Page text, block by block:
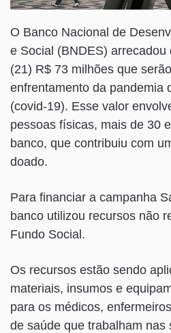
O Banco Nacional de
e Social (BNDES)
(21) R$ 73 milhões que
enfrentamento da pandemia
(covid-19). Esse valor
pessoas físicas, mais de 30
banco, que contribuiu com
doado.
Para financiar a campanha
banco utilizou recursos não
Fundo Social.
Os recursos estão sendo
materiais, insumos e
para os médicos,
de saúde que trabalham nas